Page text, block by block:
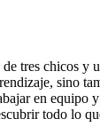
tres chicos y
sino
en equipo
todo lo